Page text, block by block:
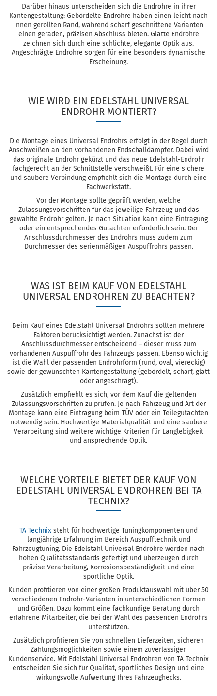
Darüber hinaus unterscheiden sich die Endrohre in ihrer
Kantengestaltung: Gebördelte Endrohre haben einen leicht nach
innen gerollten Rand, während scharf geschnittene Varianten
einen geraden, präzisen Abschluss bieten. Glatte Endrohre
zeichnen sich durch eine schlichte, elegante Optik aus.
Angeschrägte Endrohre sorgen für eine besonders dynamische
Erscheinung.
WIE WIRD EIN EDELSTAHL UNIVERSAL
ENDROHR MONTIERT?
Die Montage eines Universal Endrohrs erfolgt in der Regel durch
Anschweißen an den vorhandenen Endschalldämpfer. Dabei wird
das originale Endrohr gekürzt und das neue Edelstahl-Endrohr
fachgerecht an der Schnittstelle verschweißt. Für eine sichere
und saubere Verbindung empfiehlt sich die Montage durch eine
Fachwerkstatt.
Vor der Montage sollte geprüft werden, welche
Zulassungsvorschriften für das jeweilige Fahrzeug und das
gewählte Endrohr gelten. Je nach Situation kann eine Eintragung
oder ein entsprechendes Gutachten erforderlich sein. Der
Anschlussdurchmesser des Endrohrs muss zudem zum
Durchmesser des serienmäßigen Auspuffrohrs passen.
WAS IST BEIM KAUF VON EDELSTAHL
UNIVERSAL ENDROHREN ZU BEACHTEN?
Beim Kauf eines Edelstahl Universal Endrohrs sollten mehrere
Faktoren berücksichtigt werden. Zunächst ist der
Anschlussdurchmesser entscheidend – dieser muss zum
vorhandenen Auspuffrohr des Fahrzeugs passen. Ebenso wichtig
ist die Wahl der passenden Endrohrform (rund, oval, viereckig)
sowie der gewünschten Kantengestaltung (gebördelt, scharf, glatt
oder angeschrägt).
Zusätzlich empfiehlt es sich, vor dem Kauf die geltenden
Zulassungsvorschriften zu prüfen. Je nach Fahrzeug und Art der
Montage kann eine Eintragung beim TÜV oder ein Teilegutachten
notwendig sein. Hochwertige Materialqualität und eine saubere
Verarbeitung sind weitere wichtige Kriterien für Langlebigkeit
und ansprechende Optik.
WELCHE VORTEILE BIETET DER KAUF VON
EDELSTAHL UNIVERSAL ENDROHREN BEI TA
TECHNIX?
TA Technix steht für hochwertige Tuningkomponenten und
langjährige Erfahrung im Bereich Auspufftechnik und
Fahrzeugtuning. Die Edelstahl Universal Endrohre werden nach
hohen Qualitätsstandards gefertigt und überzeugen durch
präzise Verarbeitung, Korrosionsbeständigkeit und eine
sportliche Optik.
Kunden profitieren von einer großen Produktauswahl mit über 50
verschiedenen Endrohr-Varianten in unterschiedlichen Formen
und Größen. Dazu kommt eine fachkundige Beratung durch
erfahrene Mitarbeiter, die bei der Wahl des passenden Endrohrs
unterstützen.
Zusätzlich profitieren Sie von schnellen Lieferzeiten, sicheren
Zahlungsmöglichkeiten sowie einem zuverlässigen
Kundenservice. Mit Edelstahl Universal Endrohren von TA Technix
entscheiden Sie sich für Qualität, sportliches Design und eine
wirkungsvolle Aufwertung Ihres Fahrzeughecks.